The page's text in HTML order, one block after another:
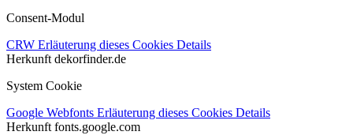
Consent-Modul
CRW Erläuterung dieses Cookies Details
Herkunft dekorfinder.de
System Cookie
Google Webfonts Erläuterung dieses Cookies Details
Herkunft fonts.google.com